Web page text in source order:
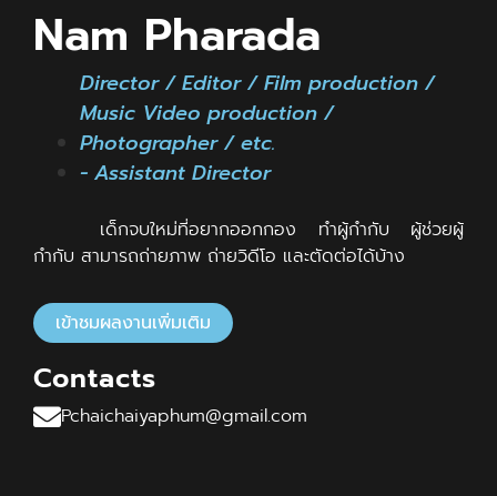
Nam Pharada
Director / Editor / Film production /
Music Video production /
Photographer / ឴etc.
- Assistant Director
เด็กจบใหม่ที่อยากออกกอง ทำผู้กำกับ ผู้ช่วยผู้
กำกับ สามารถถ่ายภาพ ถ่ายวิดีโอ และตัดต่อได้บ้าง
เข้าชมผลงานเพิ่มเติม
Contacts
Pchaichaiyaphum@gmail.com